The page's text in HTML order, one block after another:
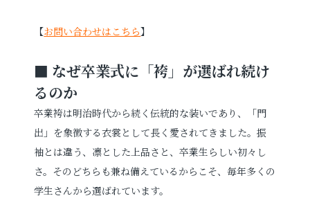
【お問い合わせはこちら】
■ なぜ卒業式に「袴」が選ばれ続け
るのか
卒業袴は明治時代から続く伝統的な装いであり、「門
出」を象徴する衣裳として長く愛されてきました。振
袖とは違う、凛とした上品さと、卒業生らしい初々し
さ。そのどちらも兼ね備えているからこそ、毎年多くの
学生さんから選ばれています。